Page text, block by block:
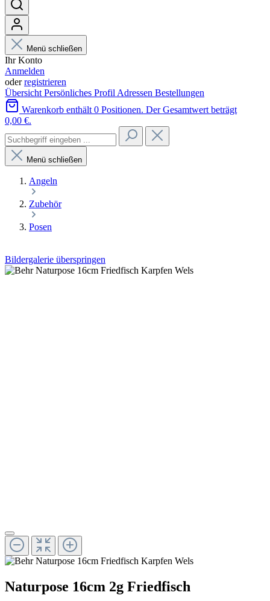
Menü schließen
Ihr Konto
Anmelden
oderregistrieren
Übersicht Persönliches Profil Adressen Bestellungen
Warenkorb enthält 0 Positionen. Der Gesamtwert beträgt
0,00 €.
Menü schließen
Angeln
Zubehör
Posen
Bildergalerie überspringen
Naturpose 16cm 2g Friedfisch